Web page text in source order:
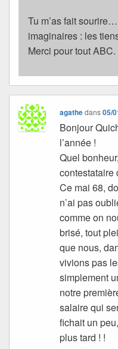
Tu m’as fait
imaginaires : les
Merci pour tout ABC.
agathedans05/
Bonjour
l’année !
Quel
contestataire
Ce mai 68,
n’ai pas
comme on
brisé, tout
que nous,
vivions pas
simplement
notre
salaire qui
fichait un
plus tard ! !